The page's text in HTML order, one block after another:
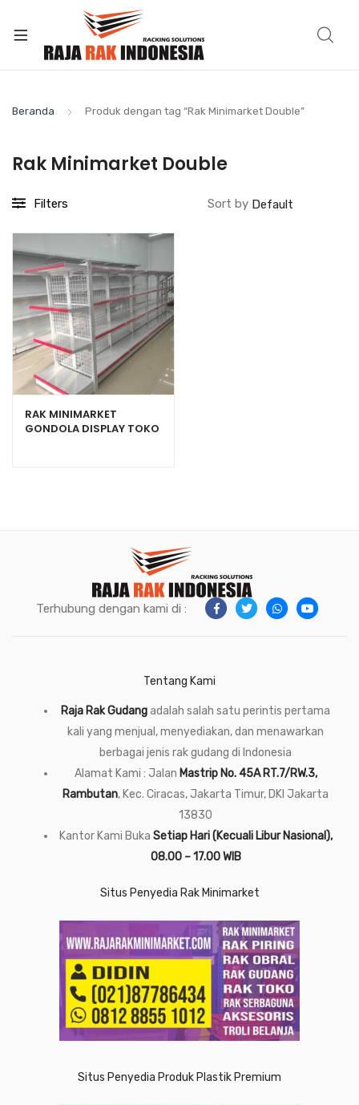
Beranda Produk dengan tag “Rak Minimarket Double”
Rak Minimarket Double
Filters Sort by
RAK MINIMARKET
GONDOLA DISPLAY TOKO
Terhubung dengan kami di :
Tentang Kami
Raja Rak Gudangadalah salah satu perintis pertama
kali yang menjual, menyediakan, dan menawarkan
berbagai jenis rak gudang di Indonesia
Alamat Kami : Jalan Mastrip No. 45A RT.7/RW.3,
Rambutan, Kec. Ciracas, Jakarta Timur, DKI Jakarta
13830
Kantor Kami Buka Setiap Hari (Kecuali Libur Nasional),
08.00 – 17.00 WIB
Situs Penyedia Rak Minimarket
Situs Penyedia Produk Plastik Premium